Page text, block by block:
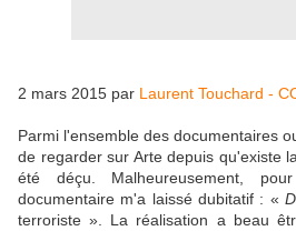
2 mars 2015 par Laurent Touchard -
Parmi l'ensemble des documentaires
de regarder sur Arte depuis qu'existe
été déçu. Malheureusement,
documentaire m'a laissé dubitatif : «
terroriste ». La réalisation a beau